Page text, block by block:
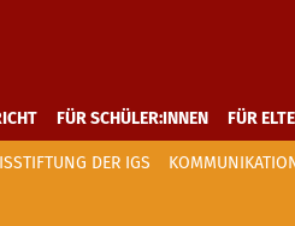
FÜR SCHÜLER:INNEN FÜR
DER IGS